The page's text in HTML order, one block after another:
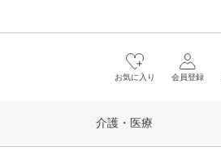
会員登録
お気に入り
介護・医療